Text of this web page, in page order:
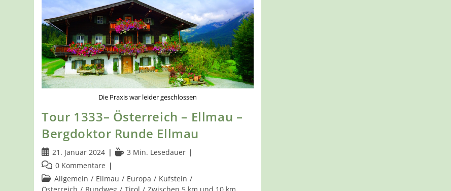
Die Praxis war leider geschlossen
Tour 1333– Österreich – Ellmau –
Bergdoktor Runde Ellmau
Beitrag
veröffentlicht:
21. Januar 2024 Lesedauer:
3 Min. Lesedauer
Beitrags-
Kommentare:
0 Kommentare
Beitrags-
Kategorie:
Allgemein / Ellmau / Europa / Kufstein /